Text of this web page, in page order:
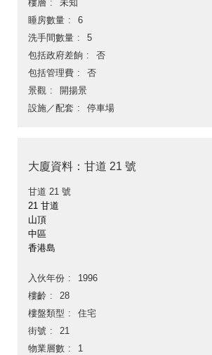
樓層
未知
睡房數量
6
洗手間數量
5
包括政府差餉
否
包括管理費
否
景觀
開揚景
設施／配套
停車場
大廈資料：甘道 21 號
甘道 21 號
21 甘道
山頂
中區
香港島
入伙年份
1996
樓齡
28
樓盤類型
住宅
街號
21
物業層數
1